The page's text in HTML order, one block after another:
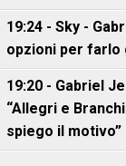
19:24 - Sky -
opzioni per farlo
19:20 - Gabriel
“Allegri e
spiego il motivo”